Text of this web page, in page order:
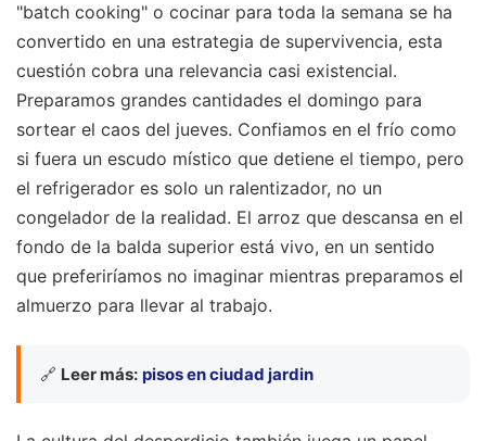
"batch cooking" o cocinar para toda la semana se ha
convertido en una estrategia de supervivencia, esta
cuestión cobra una relevancia casi existencial.
Preparamos grandes cantidades el domingo para
sortear el caos del jueves. Confiamos en el frío como
si fuera un escudo místico que detiene el tiempo, pero
el refrigerador es solo un ralentizador, no un
congelador de la realidad. El arroz que descansa en el
fondo de la balda superior está vivo, en un sentido
que preferiríamos no imaginar mientras preparamos el
almuerzo para llevar al trabajo.
🔗 Leer más: pisos en ciudad jardin